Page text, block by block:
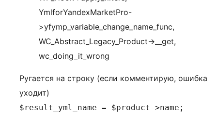
YmlforYandexMarketPro-
>yfymp_variable_change_name_func,
WC_Abstract_Legacy_Product->__get,
wc_doing_it_wrong
Ругается на строку (если комментирую, ошибка
уходит)
$result_yml_name = $product->name;